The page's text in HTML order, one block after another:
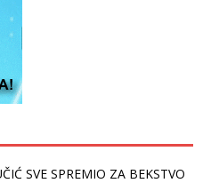
SVE SPREMIO ZA BEKSTVO